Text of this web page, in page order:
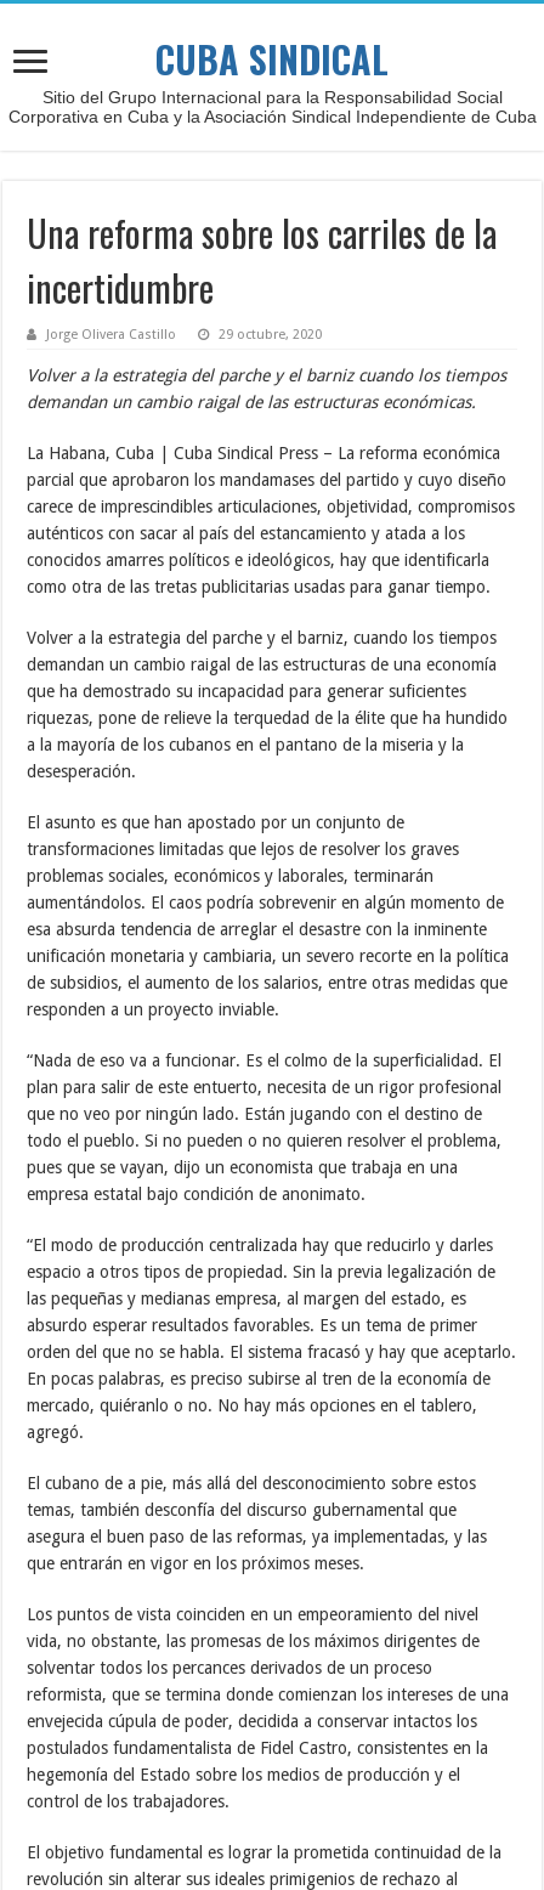
CUBA SINDICAL
Sitio del Grupo Internacional para la Responsabilidad Social
Corporativa en Cuba y la Asociación Sindical Independiente de Cuba
Una reforma sobre los carriles de la
incertidumbre
Jorge Olivera Castillo 29 octubre, 2020
Volver a la estrategia del parche y el barniz cuando los tiempos
demandan un cambio raigal de las estructuras económicas.
La Habana, Cuba | Cuba Sindical Press – La reforma económica
parcial que aprobaron los mandamases del partido y cuyo diseño
carece de imprescindibles articulaciones, objetividad, compromisos
auténticos con sacar al país del estancamiento y atada a los
conocidos amarres políticos e ideológicos, hay que identificarla
como otra de las tretas publicitarias usadas para ganar tiempo.
Volver a la estrategia del parche y el barniz, cuando los tiempos
demandan un cambio raigal de las estructuras de una economía
que ha demostrado su incapacidad para generar suficientes
riquezas, pone de relieve la terquedad de la élite que ha hundido
a la mayoría de los cubanos en el pantano de la miseria y la
desesperación.
El asunto es que han apostado por un conjunto de
transformaciones limitadas que lejos de resolver los graves
problemas sociales, económicos y laborales, terminarán
aumentándolos. El caos podría sobrevenir en algún momento de
esa absurda tendencia de arreglar el desastre con la inminente
unificación monetaria y cambiaria, un severo recorte en la política
de subsidios, el aumento de los salarios, entre otras medidas que
responden a un proyecto inviable.
“Nada de eso va a funcionar. Es el colmo de la superficialidad. El
plan para salir de este entuerto, necesita de un rigor profesional
que no veo por ningún lado. Están jugando con el destino de
todo el pueblo. Si no pueden o no quieren resolver el problema,
pues que se vayan, dijo un economista que trabaja en una
empresa estatal bajo condición de anonimato.
“El modo de producción centralizada hay que reducirlo y darles
espacio a otros tipos de propiedad. Sin la previa legalización de
las pequeñas y medianas empresa, al margen del estado, es
absurdo esperar resultados favorables. Es un tema de primer
orden del que no se habla. El sistema fracasó y hay que aceptarlo.
En pocas palabras, es preciso subirse al tren de la economía de
mercado, quiéranlo o no. No hay más opciones en el tablero,
agregó.
El cubano de a pie, más allá del desconocimiento sobre estos
temas, también desconfía del discurso gubernamental que
asegura el buen paso de las reformas, ya implementadas, y las
que entrarán en vigor en los próximos meses.
Los puntos de vista coinciden en un empeoramiento del nivel
vida, no obstante, las promesas de los máximos dirigentes de
solventar todos los percances derivados de un proceso
reformista, que se termina donde comienzan los intereses de una
envejecida cúpula de poder, decidida a conservar intactos los
postulados fundamentalista de Fidel Castro, consistentes en la
hegemonía del Estado sobre los medios de producción y el
control de los trabajadores.
El objetivo fundamental es lograr la prometida continuidad de la
revolución sin alterar sus ideales primigenios de rechazo al